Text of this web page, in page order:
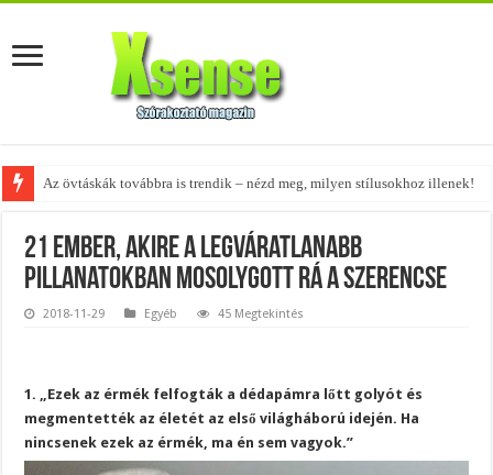
A tökéletes táskák férfiaknak – fedezd fel az 5 legjobb fazont!
21 ember, akire a legváratlanabb
pillanatokban mosolygott rá a szerencse
2018-11-29 Egyéb 45 Megtekintés
1. „Ezek az érmék felfogták a dédapámra lőtt golyót és
megmentették az életét az első világháború idején. Ha
nincsenek ezek az érmék, ma én sem vagyok.”